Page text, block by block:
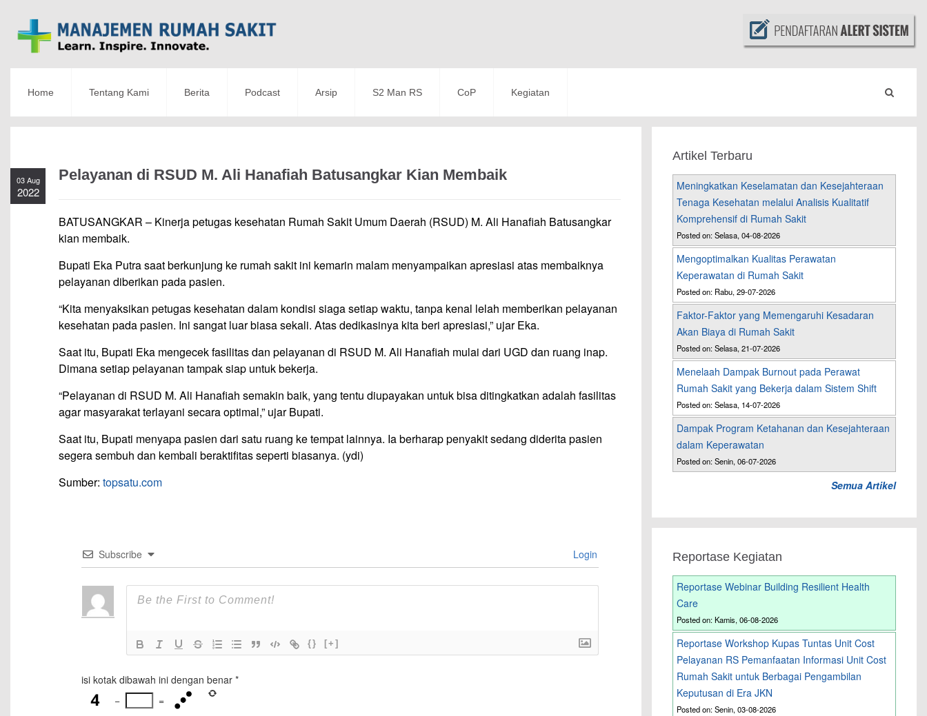
Home Tentang Kami Berita Podcast Arsip S2 Man RS CoP Kegiatan
03 Aug
2022
Pelayanan di RSUD M. Ali Hanafiah Batusangkar Kian Membaik
BATUSANGKAR – Kinerja petugas kesehatan Rumah Sakit Umum Daerah (RSUD) M. Ali Hanafiah Batusangkar
kian membaik.
Bupati Eka Putra saat berkunjung ke rumah sakit ini kemarin malam menyampaikan apresiasi atas membaiknya
pelayanan diberikan pada pasien.
“Kita menyaksikan petugas kesehatan dalam kondisi siaga setiap waktu, tanpa kenal lelah memberikan pelayanan
kesehatan pada pasien. Ini sangat luar biasa sekali. Atas dedikasinya kita beri apresiasi,” ujar Eka.
Saat itu, Bupati Eka mengecek fasilitas dan pelayanan di RSUD M. Ali Hanafiah mulai dari UGD dan ruang inap.
Dimana setiap pelayanan tampak siap untuk bekerja.
“Pelayanan di RSUD M. Ali Hanafiah semakin baik, yang tentu diupayakan untuk bisa ditingkatkan adalah fasilitas
agar masyarakat terlayani secara optimal,” ujar Bupati.
Saat itu, Bupati menyapa pasien dari satu ruang ke tempat lainnya. Ia berharap penyakit sedang diderita pasien
segera sembuh dan kembali beraktifitas seperti biasanya. (ydi)
Sumber: topsatu.com
Subscribe Login
{} [+]
isi kotak dibawah ini dengan benar*
−
=
Artikel Terbaru
Meningkatkan Keselamatan dan Kesejahteraan
Tenaga Kesehatan melalui Analisis Kualitatif
Komprehensif di Rumah Sakit
Posted on: Selasa, 04-08-2026
Mengoptimalkan Kualitas Perawatan
Keperawatan di Rumah Sakit
Posted on: Rabu, 29-07-2026
Faktor-Faktor yang Memengaruhi Kesadaran
Akan Biaya di Rumah Sakit
Posted on: Selasa, 21-07-2026
Menelaah Dampak Burnout pada Perawat
Rumah Sakit yang Bekerja dalam Sistem Shift
Posted on: Selasa, 14-07-2026
Dampak Program Ketahanan dan Kesejahteraan
dalam Keperawatan
Posted on: Senin, 06-07-2026
Semua Artikel
Reportase Kegiatan
Reportase Webinar Building Resilient Health
Care
Posted on: Kamis, 06-08-2026
Reportase Workshop Kupas Tuntas Unit Cost
Pelayanan RS Pemanfaatan Informasi Unit Cost
Rumah Sakit untuk Berbagai Pengambilan
Keputusan di Era JKN
Posted on: Senin, 03-08-2026